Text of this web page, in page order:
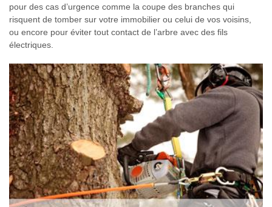
pour des cas d’urgence comme la coupe des branches qui
risquent de tomber sur votre immobilier ou celui de vos voisins,
ou encore pour éviter tout contact de l’arbre avec des fils
électriques.